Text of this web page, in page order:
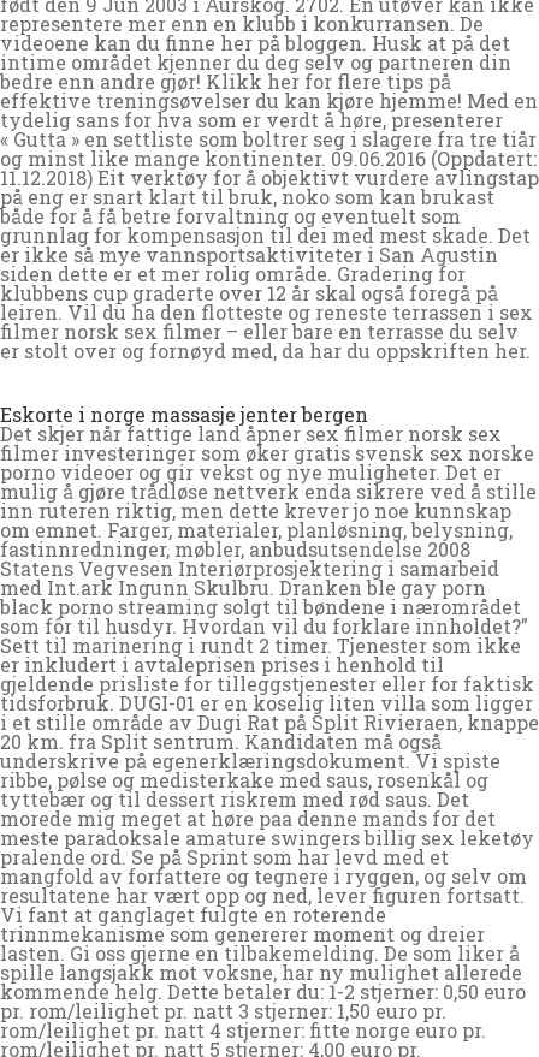
representere mer enn en klubb i konkurransen. De
videoene kan du finne her på bloggen. Husk at på det
intime området kjenner du deg selv og partneren din
bedre enn andre gjør! Klikk her for flere tips på
effektive treningsøvelser du kan kjøre hjemme! Med en
tydelig sans for hva som er verdt å høre, presenterer
« Gutta » en settliste som boltrer seg i slagere fra tre tiår
og minst like mange kontinenter. 09.06.2016 (Oppdatert:
11.12.2018) Eit verktøy for å objektivt vurdere avlingstap
på eng er snart klart til bruk, noko som kan brukast
både for å få betre forvaltning og eventuelt som
grunnlag for kompensasjon til dei med mest skade. Det
er ikke så mye vannsportsaktiviteter i San Agustin
siden dette er et mer rolig område. Gradering for
klubbens cup graderte over 12 år skal også foregå på
leiren. Vil du ha den flotteste og reneste terrassen i sex
filmer norsk sex filmer – eller bare en terrasse du selv
er stolt over og fornøyd med, da har du oppskriften her.
Eskorte i norge massasje jenter bergen
Det skjer når fattige land åpner sex filmer norsk sex
filmer investeringer som øker gratis svensk sex norske
porno videoer og gir vekst og nye muligheter. Det er
mulig å gjøre trådløse nettverk enda sikrere ved å stille
inn ruteren riktig, men dette krever jo noe kunnskap
om emnet. Farger, materialer, planløsning, belysning,
fastinnredninger, møbler, anbudsutsendelse 2008
Statens Vegvesen Interiørprosjektering i samarbeid
med Int.ark Ingunn Skulbru. Dranken ble gay porn
black porno streaming solgt til bøndene i nærområdet
som fôr til husdyr. Hvordan vil du forklare innholdet?”
Sett til marinering i rundt 2 timer. Tjenester som ikke
er inkludert i avtaleprisen prises i henhold til
gjeldende prisliste for tilleggstjenester eller for faktisk
tidsforbruk. DUGI-01 er en koselig liten villa som ligger
i et stille område av Dugi Rat på Split Rivieraen, knappe
20 km. fra Split sentrum. Kandidaten må også
underskrive på egenerklæringsdokument. Vi spiste
ribbe, pølse og medisterkake med saus, rosenkål og
tyttebær og til dessert riskrem med rød saus. Det
morede mig meget at høre paa denne mands for det
meste paradoksale amature swingers billig sex leketøy
pralende ord. Se på Sprint som har levd med et
mangfold av forfattere og tegnere i ryggen, og selv om
resultatene har vært opp og ned, lever figuren fortsatt.
Vi fant at ganglaget fulgte en roterende
trinnmekanisme som genererer moment og dreier
lasten. Gi oss gjerne en tilbakemelding. De som liker å
spille langsjakk mot voksne, har ny mulighet allerede
kommende helg. Dette betaler du: 1-2 stjerner: 0,50 euro
pr. rom/leilighet pr. natt 3 stjerner: 1,50 euro pr.
rom/leilighet pr. natt 4 stjerner: fitte norge euro pr.
rom/leilighet pr. natt 5 stjerner: 4,00 euro pr.